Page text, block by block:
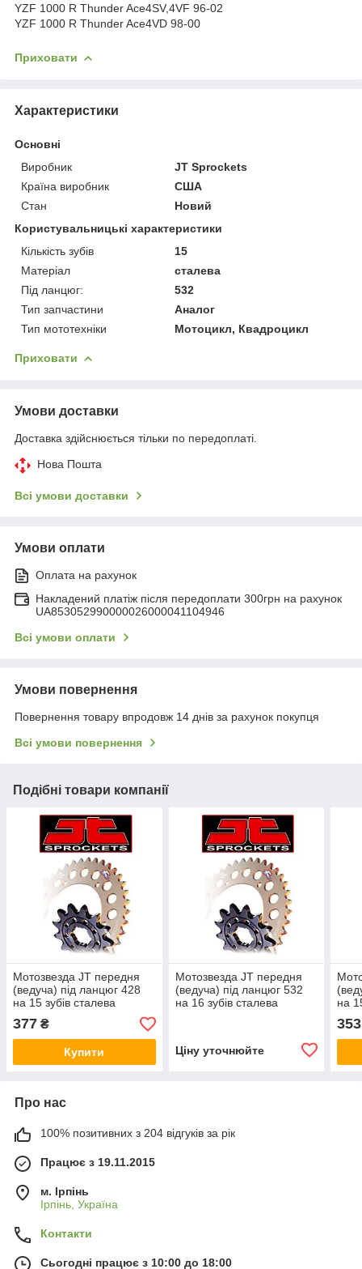
YZF 1000 R Thunder Ace4SV,4VF 96-02
YZF 1000 R Thunder Ace4VD 98-00
Приховати
Характеристики
Основні
Виробник
JT Sprockets
Країна виробник
США
Стан
Новий
Користувальницькі характеристики
Кількість зубів
15
Матеріал
сталева
Під ланцюг:
532
Тип запчастини
Аналог
Тип мототехніки
Мотоцикл, Квадроцикл
Приховати
Умови доставки
Доставка здійснюється тільки по передоплаті.
Нова Пошта
Всі умови доставки
Умови оплати
Оплата на рахунок
Накладений платіж після передоплати 300грн на рахунок
UA853052990000026000041104946
Всі умови оплати
Умови повернення
Повернення товару впродовж 14 днів за рахунок покупця
Всі умови повернення
Подібні товари компанії
Мотозвезда JT передня
(ведуча) під ланцюг 428
на 15 зубів сталева
JTF273.15
377 ₴
Купити
Мотозвезда JT передня
(ведуча) під ланцюг 532
на 16 зубів сталева
Ціну уточнюйте
на
353
Про нас
100% позитивних з 204 відгуків за рік
Працює з 19.11.2015
м. Ірпінь
Ірпінь, Україна
Контакти
Сьогодні працює з 10:00 до 18:00